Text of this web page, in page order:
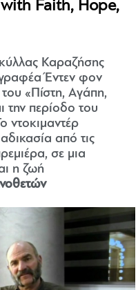
Faith, Hope,
Καραζήσης
Έντεν φον
«Πίστη, Aγάπη,
την περίοδο του
ντοκιμαντέρ
από τις
σε μια
η ζωή